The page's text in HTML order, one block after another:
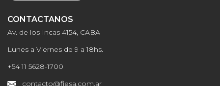
CONTACTANOS
Av. de los Incas 4154, CABA
Lunes a Viernes de 9 a 18hs.
+54 11 5628-1700
contacto@fiesa.com.ar